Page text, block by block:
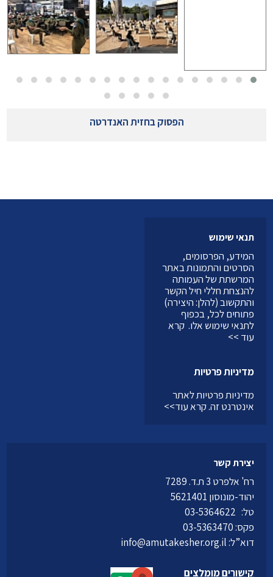
הפסוק בחזית האנדרטה
תנאי שימוש
המידע, הפרסומים,
הסרטים והתמונות באתר
המרשתת של העמותה
להנצחת חללי חיל הקשר
והתקשוב (להלן: היצירה)
פתוחים לכל, בכפוף
לתנאי שימוש אלו.קרא
עוד >>
מדיניות פרטיות
מדיניות פרטיות לאתר
אינטרנט זה.קרא עוד>>
יצירת קשר
רח' אלפרט 3 ת.ד. 7289
יהוד-מונוסון 5621401
טל:
פקס: 03-5363470
דוא”ל:info@amutakesher.org.il
קישורים מומלצים